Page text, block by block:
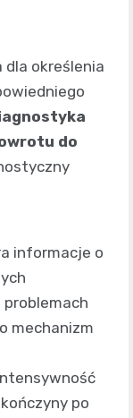
dla określenia
do
informacje o
mechanizm
po